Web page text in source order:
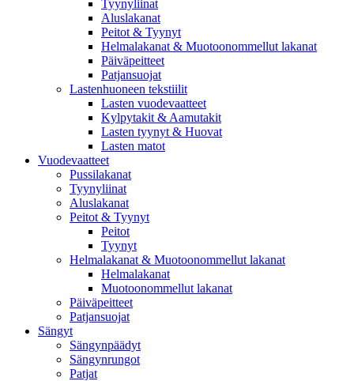
Tyynyliinat
Aluslakanat
Peitot & Tyynyt
Helmalakanat & Muotoonommellut lakanat
Päiväpeitteet
Patjansuojat
Lastenhuoneen tekstiilit
Lasten vuodevaatteet
Kylpytakit & Aamutakit
Lasten tyynyt & Huovat
Lasten matot
Vuodevaatteet
Pussilakanat
Tyynyliinat
Aluslakanat
Peitot & Tyynyt
Peitot
Tyynyt
Helmalakanat & Muotoonommellut lakanat
Helmalakanat
Muotoonommellut lakanat
Päiväpeitteet
Patjansuojat
Sängyt
Sängynpäädyt
Sängynrungot
Patjat